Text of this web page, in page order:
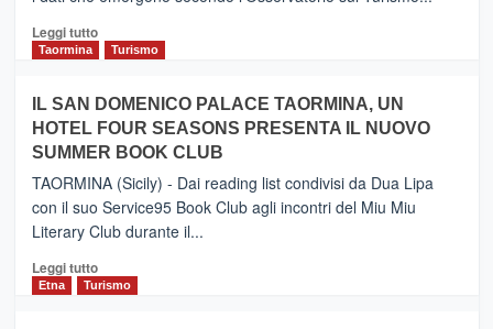
e
Zanzibar
da
Neos
Leggi tuttoLeggi
PIEDIMONTE
ETNEO
–
Meta
turistica
privilegiata
secondo
dati
di
Taormina Turismo
IL SAN DOMENICO PALACE TAORMINA, UN
HOTEL FOUR SEASONS PRESENTA IL NUOVO
SUMMER BOOK CLUB
TAORMINA (Sicily) - Dai reading list condivisi da Dua Lipa
con il suo Service95 Book Club agli incontri del Miu Miu
Literary Club durante il...
Leggi tuttoLeggi
di
Etna Turismo